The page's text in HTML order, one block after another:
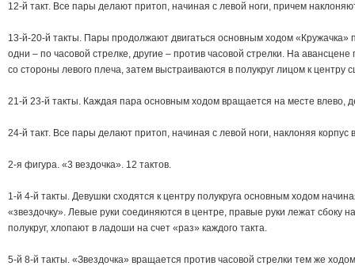
12-й такт. Все пары делают притоп, начиная с левой ноги, причем
13-й-20-й такты. Пары продолжают двигаться основным ходом «Кружачка»
одни – по часовой стрелке, другие – против часовой стрелки. На
со стороны левого плеча, затем выстраиваются в полукруг лицом к
21-й 23-й такты. Каждая пара основным ходом вращается на месте влево,
24-й такт. Все пары делают притоп, начиная с левой ноги, наклоняя корпус
2-я фигура. «3 вездочка». 12 тактов.
1-й 4-й такты. Девушки сходятся к центру полукруга основным ходом
«звездочку». Левые руки соединяются в центре, правые руки лежат сбоку
полукруг, хлопают в ладоши на счет «раз» каждого такта.
5-й 8-й такты. «Звездочка» вращается против часовой стрелки тем же